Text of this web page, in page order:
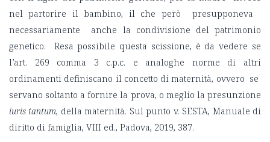
nel partorire il bambino, il che però presupponeva
necessariamente anche la condivisione del patrimonio
genetico. Resa possibile questa scissione, è da vedere se
l’art. 269 comma 3 c.p.c. e analoghe norme di altri
ordinamenti definiscano il concetto di maternità, ovvero se
servano soltanto a fornire la prova, o meglio la presunzione
iuris tantum, della maternità. Sul punto v. SESTA, Manuale di
diritto di famiglia, VIII ed., Padova, 2019, 387.